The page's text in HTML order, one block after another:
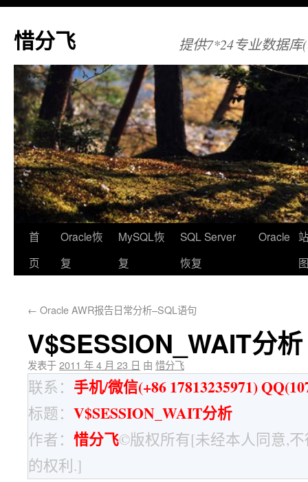
惜分飞 提供7*24专业数据库
首
页
Oracle恢
复
MySQL恢
复
SQL Server
恢复
Oracle
← Oracle AWR报告日常分析–SQL语句
V$SESSION_WAIT分析
发表于2011 年 4 月 23 日 由 惜分飞
联系： 手机/微信(+86 17813235971)
标题： V$SESSION_WAIT分析
作者： 惜分飞©版权所有[未经本人同意,
的权利.]